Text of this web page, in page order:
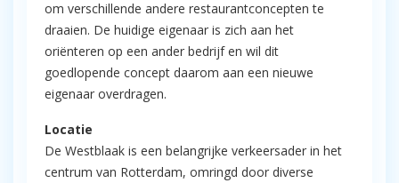
om verschillende andere restaurantconcepten te
draaien. De huidige eigenaar is zich aan het
oriënteren op een ander bedrijf en wil dit
goedlopende concept daarom aan een nieuwe
eigenaar overdragen.
Locatie
De Westblaak is een belangrijke verkeersader in het
centrum van Rotterdam, omringd door diverse